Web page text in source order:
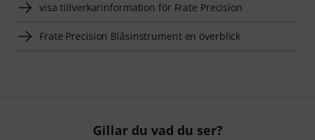
visa tillverkarinformation för Frate Precision
Frate Precision Blåsinstrument en överblick
Gillar du vad du ser?